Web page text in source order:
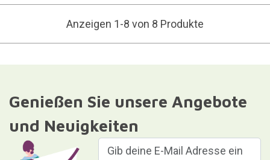
Anzeigen 1-8 von 8 Produkte
Genießen Sie unsere Angebote
und Neuigkeiten